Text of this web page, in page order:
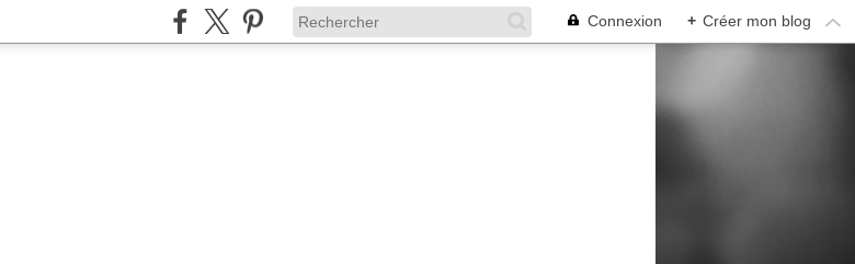
Connexion + Créer mon blog